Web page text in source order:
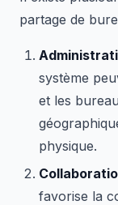
partage de
système
et les
physique.
favorise la